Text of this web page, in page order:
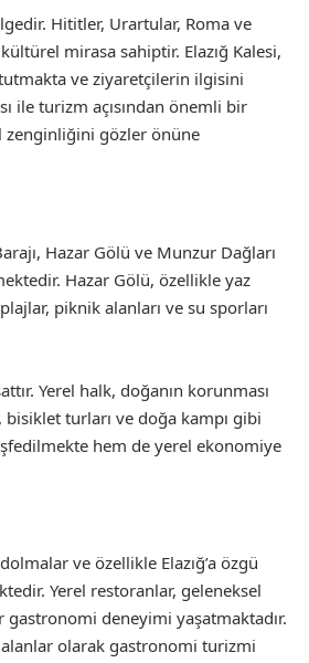
Hititler, Urartular, Roma ve
mirasa sahiptir. Elazığ Kalesi,
ve ziyaretçilerin ilgisini
ile turizm açısından önemli bir
zenginliğini gözler önüne
Hazar Gölü ve Munzur Dağları
Hazar Gölü, özellikle yaz
piknik alanları ve su sporları
Yerel halk, doğanın korunması
turları ve doğa kampı gibi
hem de yerel ekonomiye
ve özellikle Elazığ’a özgü
Yerel restoranlar, geleneksel
deneyimi yaşatmaktadır.
alanlar olarak gastronomi turizmi